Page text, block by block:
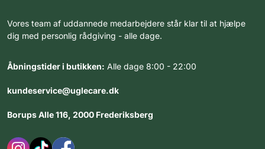
Vores team af uddannede medarbejdere står klar til at hjælpe
dig med personlig rådgiving - alle dage.
Åbningstider i butikken: Alle dage 8:00 - 22:00
kundeservice@uglecare.dk
Borups Alle 116, 2000 Frederiksberg